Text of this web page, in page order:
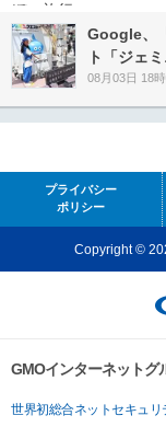
Google、
ト「ジェ
08月03日 18
プライバシー
ポリシー
Copyright ©
GMOインターネットグ
世界初総合ネットセキュリ